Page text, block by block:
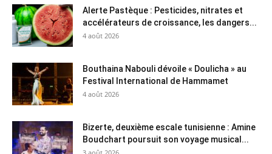
Alerte Pastèque : Pesticides, nitrates et
accélérateurs de croissance, les dangers...
4 août 2026
Bouthaina Nabouli dévoile « Doulicha » au
Festival International de Hammamet
4 août 2026
Bizerte, deuxième escale tunisienne : Amine
Boudchart poursuit son voyage musical...